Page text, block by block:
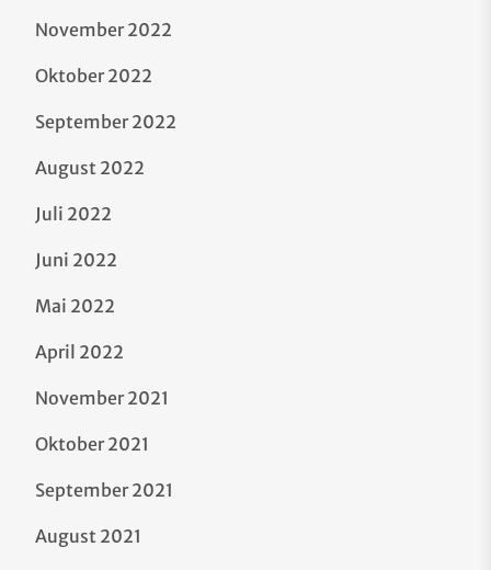
November 2022
Oktober 2022
September 2022
August 2022
Juli 2022
Juni 2022
Mai 2022
April 2022
November 2021
Oktober 2021
September 2021
August 2021